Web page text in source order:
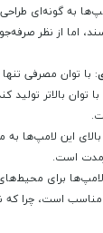
به گونه‌ای
اما از نظر
توان بالاتر
این لامپ‌ها به
است.
لامپ‌ها برای
است، چرا که